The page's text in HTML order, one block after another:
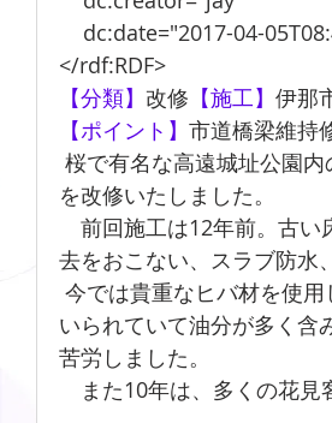
dc:date="2017-04-
</rdf:RDF>
【分類】 改修 【施工】 伊那
【ポイント】 市道橋梁維持
を改修いたしました。
前回施工は12年前。古い
去をおこない、スラブ防水
いられていて油分が多く含
苦労しました。
また10年は、多くの花見